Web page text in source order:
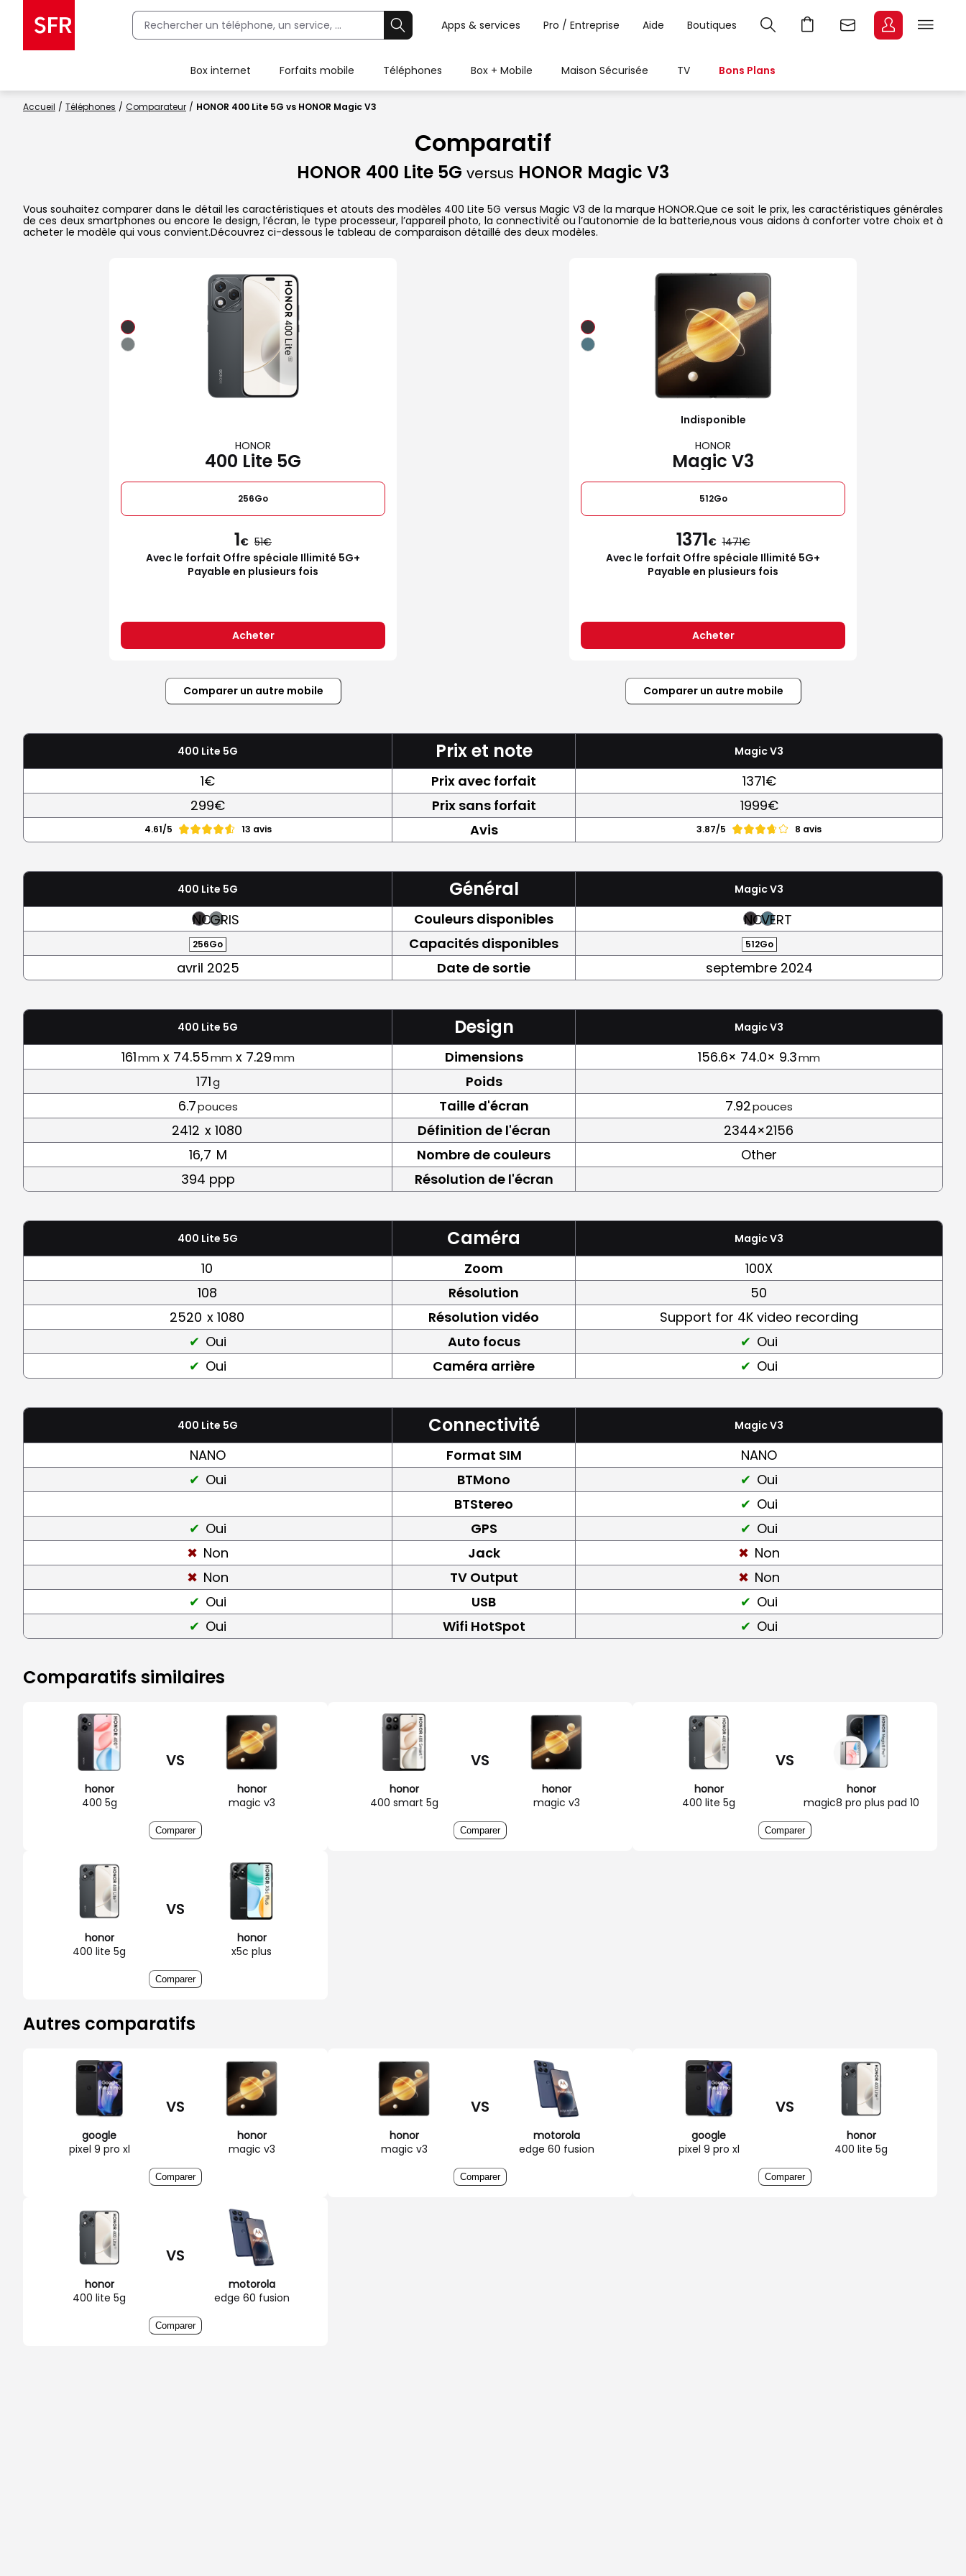
Apps & services Pro / Entreprise Aide Boutiques
Box internet Forfaits mobile Téléphones Box + Mobile Maison Sécurisée TV Bons Plans
Accueil Téléphones Comparateur HONOR 400 Lite 5G vs HONOR Magic V3
Comparatif
HONOR 400 Lite 5G versus HONOR Magic V3
Vous souhaitez comparer dans le détail les caractéristiques et atouts des modèles 400 Lite 5G versus Magic V3 de la marque HONOR.Que ce soit le prix, les caractéristiques générales
de ces deux smartphones ou encore le design, l’écran, le type processeur, l’appareil photo, la connectivité ou l’autonomie de la batterie,nous vous aidons à conforter votre choix et à
acheter le modèle qui vous convient.Découvrez ci-dessous le tableau de comparaison détaillé des deux modèles.
HONOR
400 Lite 5G
256Go
1€ 51
Avec le forfait Offre spéciale Illimité 5G+
Payable en plusieurs fois
Acheter
Indisponible
HONOR
Magic V3
512Go
1371€ 1471
Avec le forfait Offre spéciale Illimité 5G+
Payable en plusieurs fois
Acheter
Comparer un autre mobile Comparer un autre mobile
400 Lite 5G Prix et note Magic V3
1€ Prix avec forfait
1371€
299€
Prix sans forfait 1999€
4.61/5 13 avis Avis 3.87/5 8 avis
400 Lite 5G Général Magic V3
NOIRGRIS Couleurs disponibles NOIRVERT
256Go Capacités disponibles 512Go
avril 2025 Date de sortie septembre 2024
400 Lite 5G Design Magic V3
161mm x 74.55mm x 7.29mm Dimensions 156.6× 74.0× 9.3mm
171g
Poids
6.7pouces Taille d'écran 7.92pouces
2412 x 1080 Définition de l'écran
2344×2156
16,7 M Nombre de couleurs
Other
394 ppp
Résolution de l'écran
400 Lite 5G Caméra Magic V3
10 Zoom
100X
108
Résolution
50
2520 x 1080 Résolution vidéo
Support for 4K video recording
Oui
Auto focus
Oui
Oui
Caméra arrière Oui
400 Lite 5G Connectivité Magic V3
NANO Format SIM
NANO
Oui
BTMono
Oui
BTStereo
Oui
Oui
GPS
Oui
Non
Jack
Non
Non
TV Output
Non
Oui
USB
Oui
Oui
Wifi HotSpot Oui
Comparatifs similaires
honor
400 5g
VS
honor
magic v3
Comparer
honor
400 smart 5g
VS
honor
magic v3
Comparer
honor
400 lite 5g
VS
honor
magic8 pro plus pad 10
Comparer
honor
400 lite 5g
VS
honor
x5c plus
Comparer
Autres comparatifs
google
pixel 9 pro xl
VS
honor
magic v3
Comparer
honor
magic v3
VS
motorola
edge 60 fusion
Comparer
google
pixel 9 pro xl
VS
honor
400 lite 5g
Comparer
honor
400 lite 5g
VS
motorola
edge 60 fusion
Comparer